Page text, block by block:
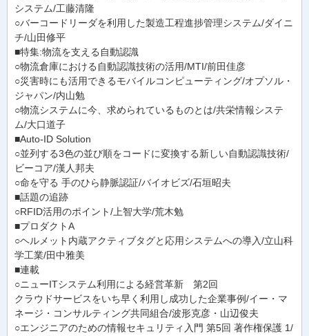
システム/工藤清隆
○バーコードリーダを利用した製造工程進捗管理システム/ダイニ
チ/山田修平
■特集:物流を支える自動認識
○物流倉庫における自動認識技術の活用/MTI/前田佳彦
○災害時にも活用できるモバイルコンピューティング/オプソル・
ジャパン/内山勉
○物流システムに今、求められているものとは/共栄情報システ
ム/大口道子
■Auto-ID Solution
○並列する3色の並び順をコードに変換する新しい自動認識技術/
ビーコア/漢人邦夫
○命を守る 手のひら静脈認証/バイオビズ/石垣昭夫
■話題の追跡
○RFID活用のポイント/上智大学/荒木勉
■プロダクトA
○ヘルメット内蔵アクティブタグと応用システムへの導入/立山科
学工業/田中雅美
■連載
○ニューITシステム利用による経営革新 第2回
クラウドサービスをいち早く利用し成功した企業事例/イー・マ
ネージ・コンサルティング共同組合/波形克彦・山辺俊夫
○エンジニアのための情報セキュリティ入門 第5回 著作権保護 1/